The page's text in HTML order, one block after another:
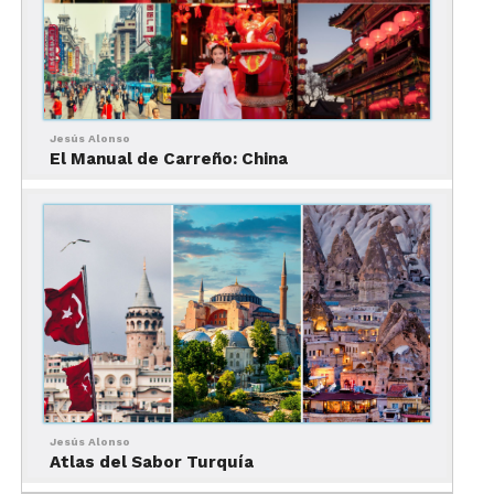
ofrecen especiales para cenar y para celebrar
ocasiones especiales.
Para quien busque una experiencia especial, vale la
pena pedir el Vodka Block, la especialidad de la
casa, revestido en hielo y servido con mezcladores
al gusto.
Además de su incomparable ambiente y sus
Jesús Alonso
El Manual de Carreño: China
Jesús Alonso
Atlas del Sabor Turquía